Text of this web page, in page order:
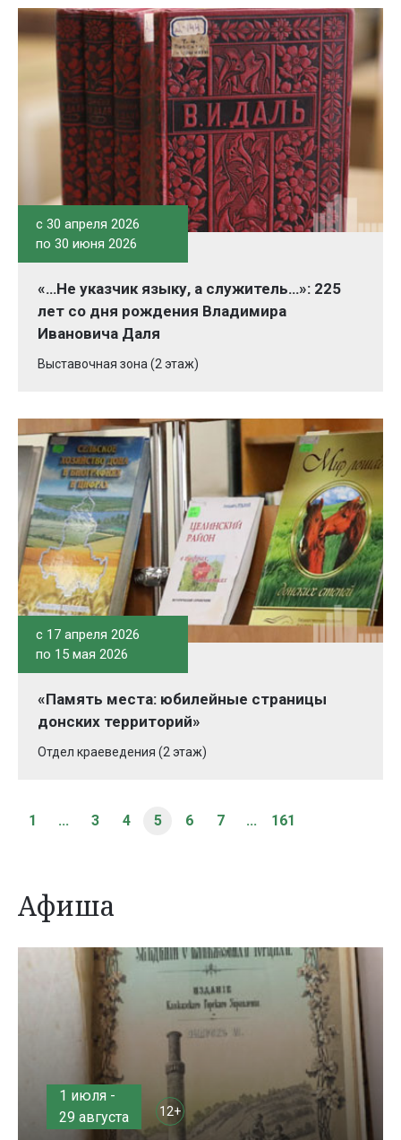
c 30 апреля 2026
по 30 июня 2026
«…Не указчик языку, а служитель…»: 225
лет со дня рождения Владимира
Ивановича Даля
Выставочная зона (2 этаж)
c 17 апреля 2026
по 15 мая 2026
«Память места: юбилейные страницы
донских территорий»
Отдел краеведения (2 этаж)
1 ... 3 4 5 6 7 ... 161
Афиша
1 июля -
29 августа
12+